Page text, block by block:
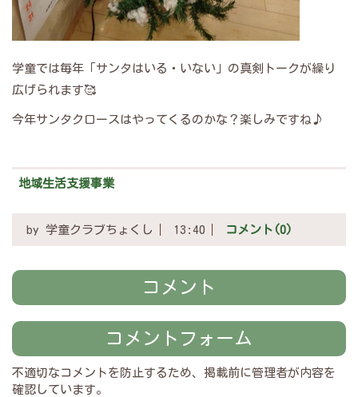
学童では毎年「サンタはいる・いない」の真剣トークが繰り
広げられます🥰
今年サンタクロースはやってくるのかな？楽しみですね♪
地域生活支援事業
by 学童クラブちょくし 13:40 コメント(0)
コメント
コメントフォーム
不適切なコメントを防止するため、掲載前に管理者が内容を
確認しています。